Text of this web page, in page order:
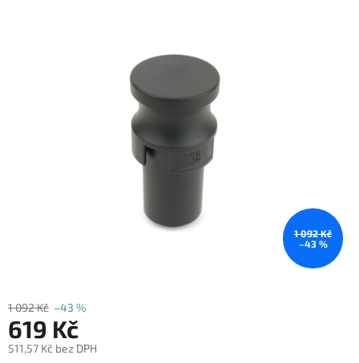
1 092 Kč
–43 %
1 092 Kč –43 %
619 Kč
511,57 Kč bez DPH